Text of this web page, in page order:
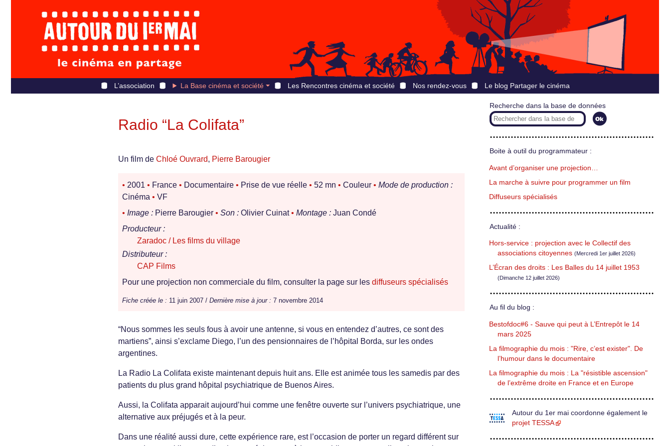
L’association La Base cinéma et société Les Rencontres cinéma et société Nos rendez-vous Le blog Partager le cinéma
Radio “La Colifata”
Un film de Chloé Ouvrard, Pierre Barougier
• 2001 • France • Documentaire • Prise de vue réelle • 52 mn • Couleur • Mode de production :
Cinéma • VF
• Image : Pierre Barougier • Son : Olivier Cuinat• Montage : Juan Condé
Producteur :
Zaradoc / Les films du village
Distributeur :
CAP Films
Pour une projection non commerciale du film, consulter la page sur les diffuseurs spécialisés
Fiche créée le : 11 juin 2007 / Dernière mise à jour : 7 novembre 2014
“Nous sommes les seuls fous à avoir une antenne, si vous en entendez d’autres, ce sont des
martiens”, ainsi s’exclame Diego, l’un des pensionnaires de l’hôpital Borda, sur les ondes
argentines.
La Radio La Colifata existe maintenant depuis huit ans. Elle est animée tous les samedis par des
patients du plus grand hôpital psychiatrique de Buenos Aires.
Aussi, la Colifata apparait aujourd’hui comme une fenêtre ouverte sur l’univers psychiatrique, une
alternative aux préjugés et à la peur.
Dans une réalité aussi dure, cette expérience rare, est l’occasion de porter un regard différent sur
Recherche dans la base de données
Boite à outil du programmateur :
Avant d’organiser une projection…
La marche à suivre pour programmer un film
Diffuseurs spécialisés
Actualité :
Hors-service : projection avec le Collectif des
associations citoyennes (Mercredi 1er juillet 2026)
L’Écran des droits : Les Balles du 14 juillet 1953
(Dimanche 12 juillet 2026)
Au fil du blog :
Bestofdoc#6 - Sauve qui peut à L’Entrepôt le 14
mars 2025
La filmographie du mois : "Rire, c’est exister". De
l’humour dans le documentaire
La filmographie du mois : La "résistible ascension"
de l’extrême droite en France et en Europe
Autour du 1er mai coordonne également le
projet TESSA